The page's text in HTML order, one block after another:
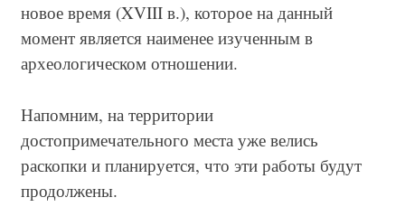
новое время (XVIII в.), которое на данный
момент является наименее изученным в
археологическом отношении.
Напомним, на территории
достопримечательного места уже велись
раскопки и планируется, что эти работы будут
продолжены.